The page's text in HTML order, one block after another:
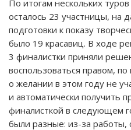
По итогам нескольких
осталось 23 участницы, на
подготовки к показу
было 19 красавиц. В ходе
3 финалистки приняли
воспользоваться правом,
о желании в этом году не
и автоматически получить
финалисткой в следующем
были разные: из-за работы,